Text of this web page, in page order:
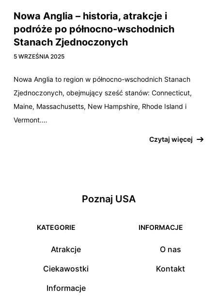
Nowa Anglia – historia, atrakcje i
podróże po północno-wschodnich
Stanach Zjednoczonych
5 WRZEŚNIA 2025
Nowa Anglia to region w północno-wschodnich Stanach
Zjednoczonych, obejmujący sześć stanów: Connecticut,
Maine, Massachusetts, New Hampshire, Rhode Island i
Vermont.…
Czytaj więcej
Poznaj USA
KATEGORIE
Atrakcje
Ciekawostki
Informacje
INFORMACJE
O nas
Kontakt